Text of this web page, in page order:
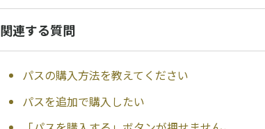
関連する質問
パスの購入方法を教えてください
パスを追加で購入したい